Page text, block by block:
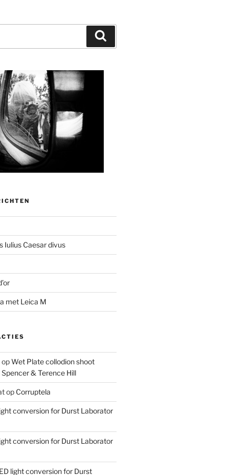
Iulius Caesar divus
met Leica M
opWet Plate collodion shoot
& Terence Hill
op Corruptela
conversion for Durst Laborator
conversion for Durst Laborator
light conversion for Durst